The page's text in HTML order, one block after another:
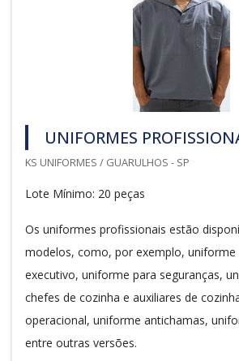
UNIFORMES
KS UNIFORMES / GUARULHOS - SP
Lote Mínimo: 20 peças
Os uniformes profissionais estão
modelos, como, por exemplo, uniforme
executivo, uniforme para seguranças,
chefes de cozinha e auxiliares de
operacional, uniforme antichamas,
entre outras versões.